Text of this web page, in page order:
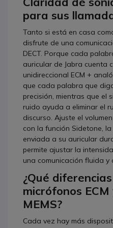
para sus
Tanto si está en casa
disfrute de una
DECT. Porque cada
auricular de Jabra cuenta
unidireccional ECM +
que cada palabra que
precisión, mientras que el
ruido ayuda a eliminar el
discurso. Ajuste el
con la función Sidetone,
enviada a su auricular
permite ajustar la
una comunicación fluida y
¿Qué
micrófonos
MEMS?
Cada vez hay más